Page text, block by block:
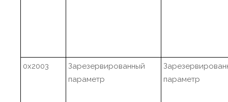
0x2003
Зарезервированный
параметр
параметр